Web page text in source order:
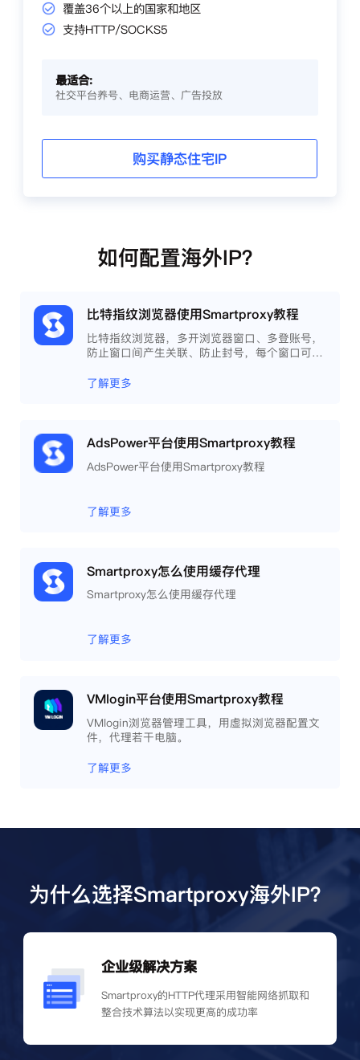
覆盖36个以上的国家和地区
支持HTTP/SOCKS5
最适合:
社交平台养号、电商运营、广告投放
购买静态住宅IP
如何配置海外IP？
比特指纹浏览器使用Smartproxy教程
比特指纹浏览器，多开浏览器窗口、多登账号，
防止窗口间产生关联、防止封号，每个窗口可以
相互间完全环境独立、隔离，避免关联封号。
了解更多
AdsPower平台使用Smartproxy教程
AdsPower平台使用Smartproxy教程
了解更多
Smartproxy怎么使用缓存代理
Smartproxy怎么使用缓存代理
了解更多
VMlogin平台使用Smartproxy教程
VMlogin浏览器管理工具，用虚拟浏览器配置文
件，代理若干电脑。
了解更多
为什么选择Smartproxy海外IP？
企业级解决方案
Smartproxy的HTTP代理采用智能网络抓取和
整合技术算法以实现更高的成功率